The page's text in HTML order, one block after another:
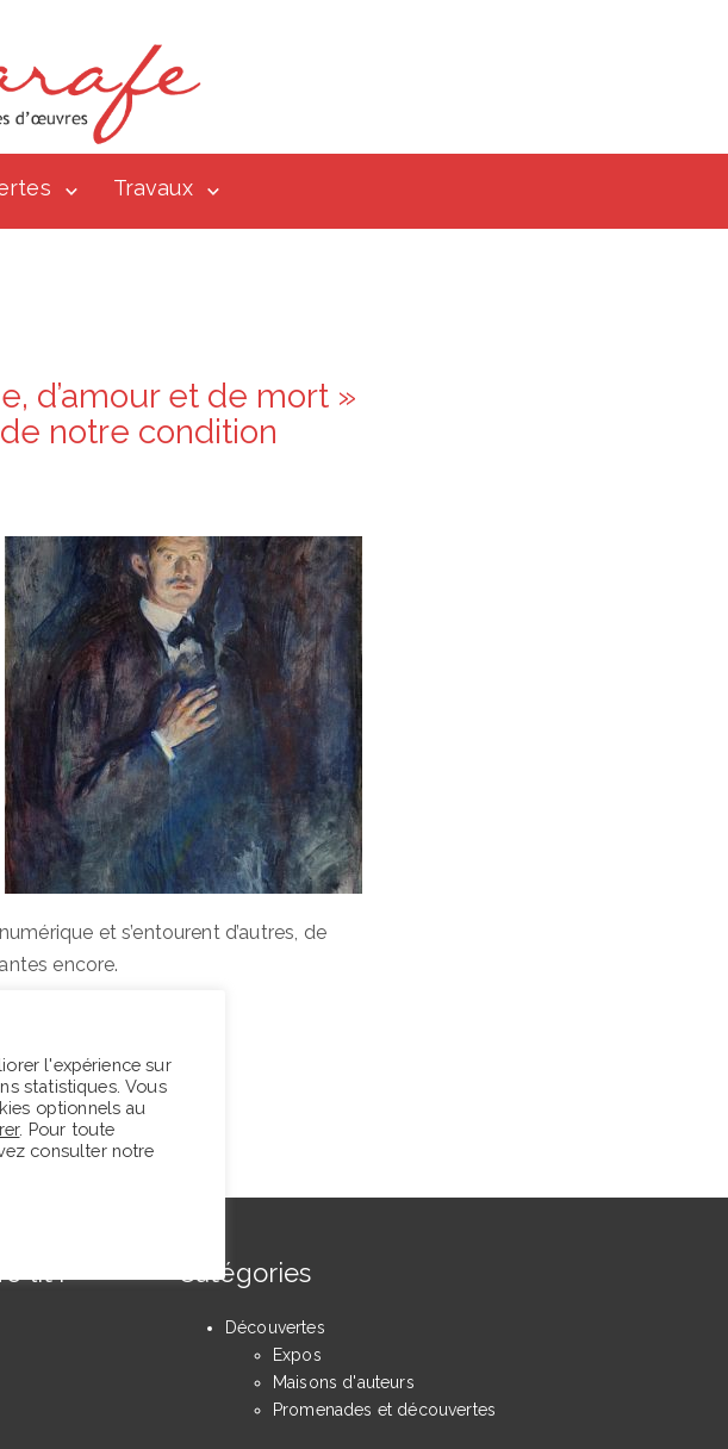
Travaux
d’amour et de mort »
notre condition
et s’entourent d’autres, de
encore.
lit : Catégories
Découvertes
Expos
Maisons d'auteurs
Promenades et découvertes
l'expérience sur
statistiques. Vous
optionnels au
. Pour toute
consulter notre